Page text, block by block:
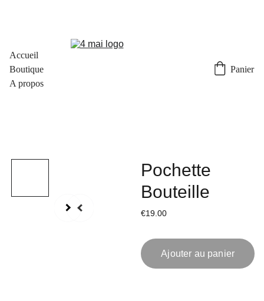
Accueil
Boutique
A propos
Panier
Pochette
Bouteille
€19.00
Ajouter au panier